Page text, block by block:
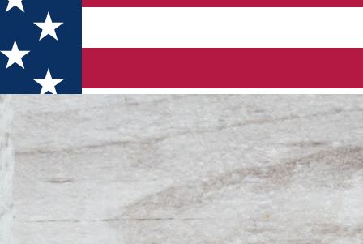
degustării - Cartea lunii septembrie 2023